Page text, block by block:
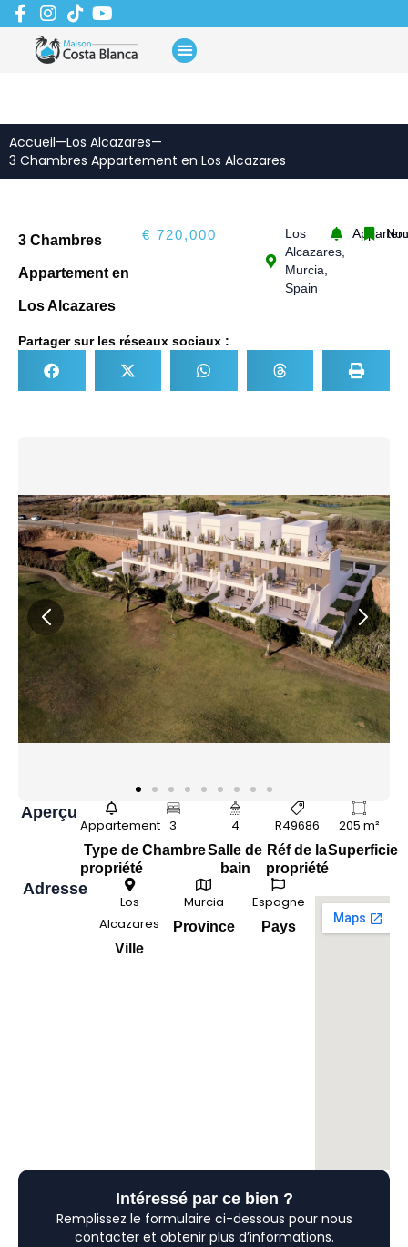
Aller
au
contenu
Accueil—Los Alcazares—
3 Chambres Appartement en Los Alcazares
3 Chambres
Appartement en
Los Alcazares
€ 720,000
Los
Alcazares,
Murcia,
Spain
Partager sur les réseaux sociaux :
Aperçu
Appartement
Type de
propriété
3
Chambre
4
Salle de
bain
R49686
Réf de la
propriété
205 m²
Superficie
Adresse
Los
Alcazares
Ville
Murcia
Province
Espagne
Pays
Intéressé par ce bien ?
Remplissez le formulaire ci-dessous pour nous
contacter et obtenir plus d’informations.